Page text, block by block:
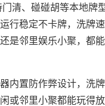
门清、碰碰胡等本地牌
行稳定不卡牌，洗牌
是邻里娱乐小聚，都
内置防作弊设计，洗
或邻里小聚都能玩得放